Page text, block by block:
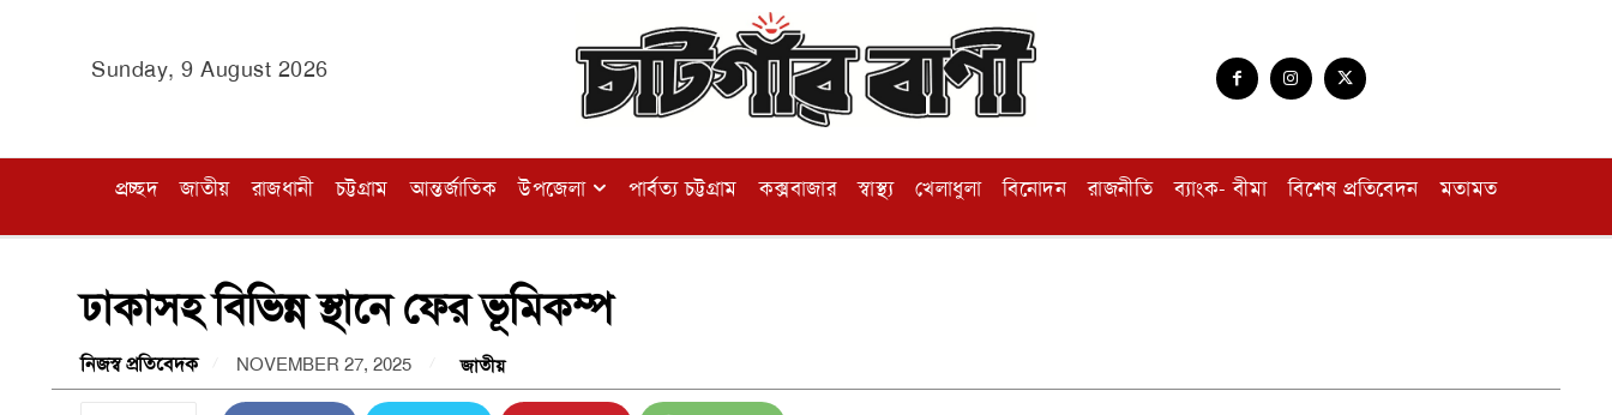
Sunday, 9 August 2026
প্রচ্ছদ জাতীয় রাজধানী চট্টগ্রাম আন্তর্জাতিক উপজেলা পার্বত্য চট্টগ্রাম কক্সবাজার স্বাস্থ্য খেলাধুলা বিনোদন রাজনীতি ব্যাংক- বীমা বিশেষ প্রতিবেদন মতামত
ঢাকাসহ বিভিন্ন স্থানে ফের ভূমিকম্প
নিজস্ব প্রতিবেদক NOVEMBER 27, 2025 জাতীয়